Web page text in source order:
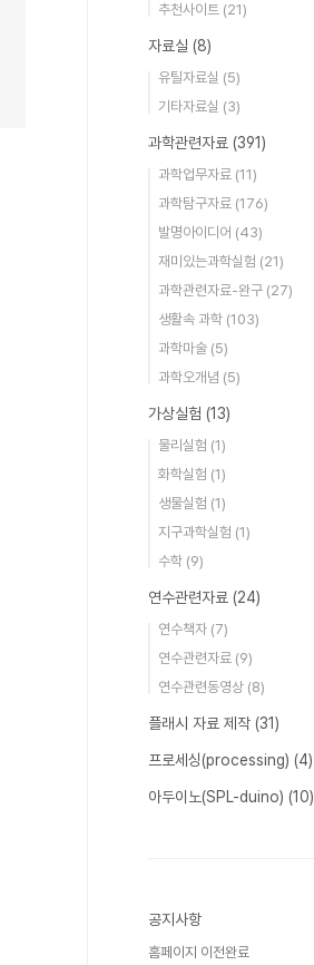
추천사이트 (21)
자료실 (8)
유틸자료실 (5)
기타자료실 (3)
과학관련자료 (391)
과학업무자료 (11)
과학탐구자료 (176)
발명아이디어 (43)
재미있는과학실험 (21)
과학관련자료-완구 (27)
생활속 과학 (103)
과학마술 (5)
과학오개념 (5)
가상실험 (13)
물리실험 (1)
화학실험 (1)
생물실험 (1)
지구과학실험 (1)
수학 (9)
연수관련자료 (24)
연수책자 (7)
연수관련자료 (9)
연수관련동영상 (8)
플래시 자료 제작 (31)
프로세싱(processing) (4)
아두이노(SPL-duino) (10)
공지사항
홈페이지 이전완료